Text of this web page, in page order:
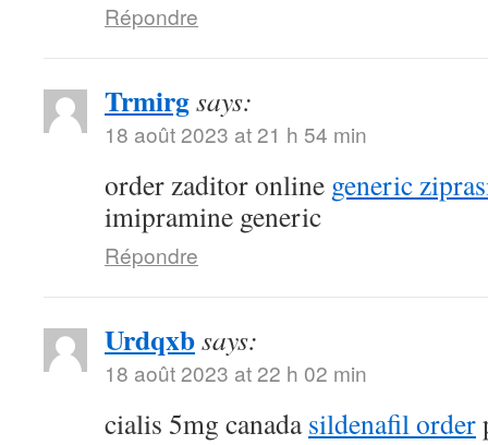
Répondre
Trmirgsays:
18 août 2023 at 21 h 54 min
order zaditor online generic
imipramine generic
Répondre
Urdqxbsays:
18 août 2023 at 22 h 02 min
cialis 5mg canadasildenafil order